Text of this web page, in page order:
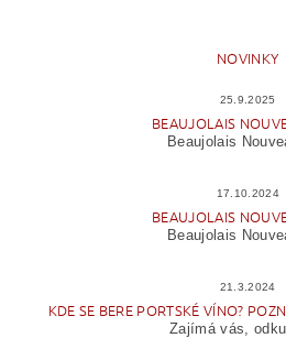
NOVINKY
25.9.2025
BEAUJOLAIS
Beaujolais
17.10.2024
BEAUJOLAIS
Beaujolais
21.3.2024
KDE SE BERE PORTSKÉ VÍNO?
Zajímá vás,